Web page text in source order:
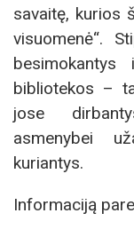
savaitę, kurios
visuomenė“.
bibliotekos –
jose
asmenybei
kuriantys.
Informaciją